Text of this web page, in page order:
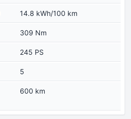
14.8 kWh/100 km
309 Nm
245 PS
5
600 km